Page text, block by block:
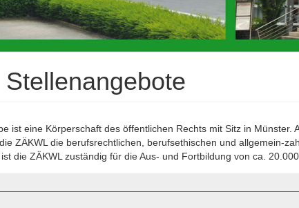
ist eine Körperschaft des öffentlichen Rechts mit Sitz in
ZÄKWL die berufsrechtlichen, berufsethischen und allgemein-
die ZÄKWL zuständig für die Aus- und Fortbildung von ca.